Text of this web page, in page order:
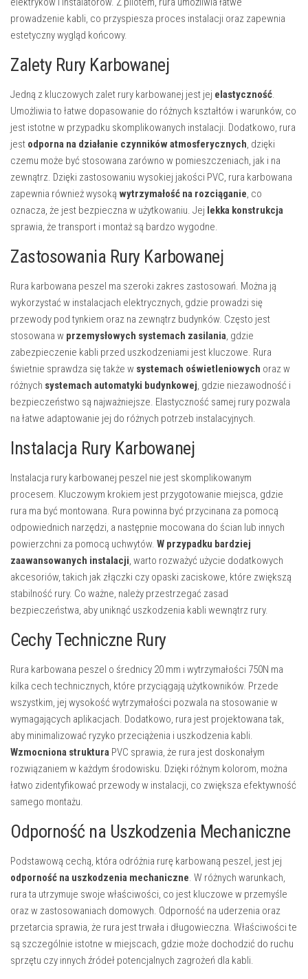
prowadzenie kabli, co przyspiesza proces instalacji oraz zapewnia
estetyczny wygląd końcowy.
Zalety Rury Karbowanej
Jedną z kluczowych zalet rury karbowanej jest jej elastyczność.
Umożliwia to łatwe dopasowanie do różnych kształtów i warunków, co
jest istotne w przypadku skomplikowanych instalacji. Dodatkowo, rura
jest odporna na działanie czynników atmosferycznych, dzięki
czemu może być stosowana zarówno w pomieszczeniach, jak i na
zewnątrz. Dzięki zastosowaniu wysokiej jakości PVC, rura karbowana
zapewnia również wysoką wytrzymałość na rozciąganie, co
oznacza, że jest bezpieczna w użytkowaniu. Jej lekka konstrukcja
sprawia, że transport i montaż są bardzo wygodne.
Zastosowania Rury Karbowanej
Rura karbowana peszel ma szeroki zakres zastosowań. Można ją
wykorzystać w instalacjach elektrycznych, gdzie prowadzi się
przewody pod tynkiem oraz na zewnątrz budynków. Często jest
stosowana w przemysłowych systemach zasilania, gdzie
zabezpieczenie kabli przed uszkodzeniami jest kluczowe. Rura
świetnie sprawdza się także w systemach oświetleniowych oraz w
różnych systemach automatyki budynkowej, gdzie niezawodność i
bezpieczeństwo są najważniejsze. Elastyczność samej rury pozwala
na łatwe adaptowanie jej do różnych potrzeb instalacyjnych.
Instalacja Rury Karbowanej
Instalacja rury karbowanej peszel nie jest skomplikowanym
procesem. Kluczowym krokiem jest przygotowanie miejsca, gdzie
rura ma być montowana. Rura powinna być przycinana za pomocą
odpowiednich narzędzi, a następnie mocowana do ścian lub innych
powierzchni za pomocą uchwytów. W przypadku bardziej
zaawansowanych instalacji, warto rozważyć użycie dodatkowych
akcesoriów, takich jak złączki czy opaski zaciskowe, które zwiększą
stabilność rury. Co ważne, należy przestrzegać zasad
bezpieczeństwa, aby uniknąć uszkodzenia kabli wewnątrz rury.
Cechy Techniczne Rury
Rura karbowana peszel o średnicy 20 mm i wytrzymałości 750N ma
kilka cech technicznych, które przyciągają użytkowników. Przede
wszystkim, jej wysokość wytrzymałości pozwala na stosowanie w
wymagających aplikacjach. Dodatkowo, rura jest projektowana tak,
aby minimalizować ryzyko przeciążenia i uszkodzenia kabli.
Wzmocniona struktura PVC sprawia, że rura jest doskonałym
rozwiązaniem w każdym środowisku. Dzięki różnym kolorom, można
łatwo zidentyfikować przewody w instalacji, co zwiększa efektywność
samego montażu.
Odporność na Uszkodzenia Mechaniczne
Podstawową cechą, która odróżnia rurę karbowaną peszel, jest jej
odporność na uszkodzenia mechaniczne. W różnych warunkach,
rura ta utrzymuje swoje właściwości, co jest kluczowe w przemyśle
oraz w zastosowaniach domowych. Odporność na uderzenia oraz
przetarcia sprawia, że rura jest trwała i długowieczna. Właściwości te
są szczególnie istotne w miejscach, gdzie może dochodzić do ruchu
sprzętu czy innych źródeł potencjalnych zagrożeń dla kabli.